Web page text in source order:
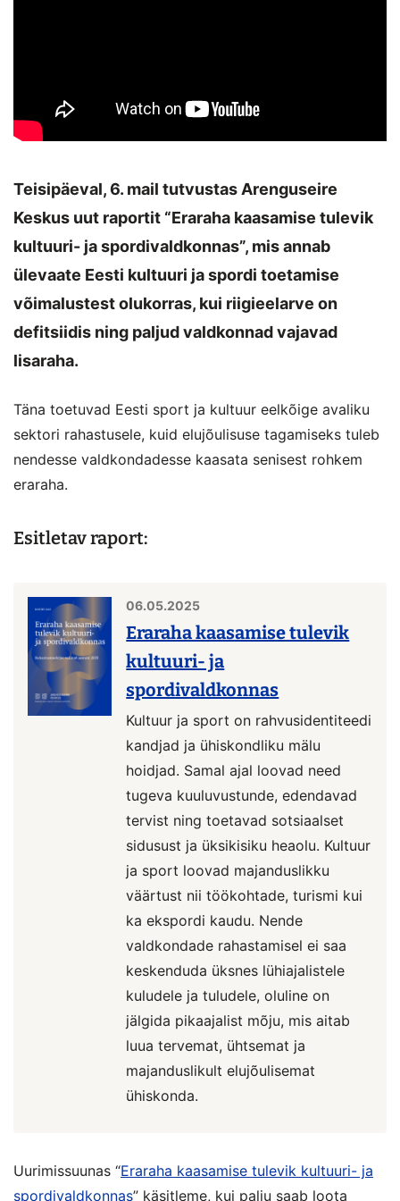
Teisipäeval, 6. mail tutvustas Arenguseire
Keskus uut raportit “Eraraha kaasamise tulevik
kultuuri- ja spordivaldkonnas”, mis annab
ülevaate Eesti kultuuri ja spordi toetamise
võimalustest olukorras, kui riigieelarve on
defitsiidis ning paljud valdkonnad vajavad
lisaraha.
Täna toetuvad Eesti sport ja kultuur eelkõige avaliku
sektori rahastusele, kuid elujõulisuse tagamiseks tuleb
nendesse valdkondadesse kaasata senisest rohkem
eraraha.
Esitletav raport:
06.05.2025
Eraraha kaasamise tulevik
kultuuri- ja
spordivaldkonnas
Kultuur ja sport on rahvusidentiteedi
kandjad ja ühiskondliku mälu
hoidjad. Samal ajal loovad need
tugeva kuuluvustunde, edendavad
tervist ning toetavad sotsiaalset
sidusust ja üksikisiku heaolu. Kultuur
ja sport loovad majanduslikku
väärtust nii töökohtade, turismi kui
ka ekspordi kaudu. Nende
valdkondade rahastamisel ei saa
keskenduda üksnes lühiajalistele
kuludele ja tuludele, oluline on
jälgida pikaajalist mõju, mis aitab
luua tervemat, ühtsemat ja
majanduslikult elujõulisemat
ühiskonda.
Uurimissuunas “Eraraha kaasamise tulevik kultuuri- ja
spordivaldkonnas” käsitleme, kui palju saab loota